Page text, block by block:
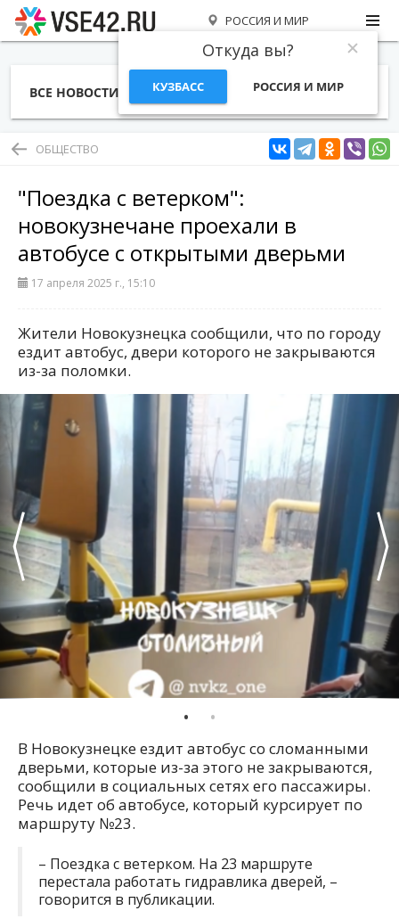
РОССИЯ И МИР
Откуда вы?
КУЗБАСС РОССИЯ И МИР
ВСЕ НОВОСТИ СТАТЬИ ТЕМЫ ФОТО
ОБЩЕСТВО
"Поездка с ветерком":
новокузнечане проехали в
автобусе с открытыми дверьми
17 апреля 2025 г., 15:10
Жители Новокузнецка сообщили, что по городу
ездит автобус, двери которого не закрываются
из-за поломки.
В Новокузнецке ездит автобус со сломанными
дверьми, которые из-за этого не закрываются,
сообщили в социальных сетях его пассажиры.
Речь идет об автобусе, который курсирует по
маршруту №23.
– Поездка с ветерком. На 23 маршруте
перестала работать гидравлика дверей, –
говорится в публикации.